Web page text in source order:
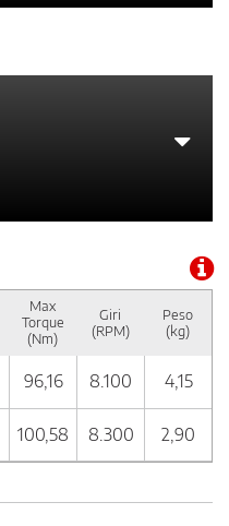
Max
Torque
(Nm)
Giri
(RPM)
Peso
(kg)
96,16 8.100 4,15
100,58 8.300 2,90